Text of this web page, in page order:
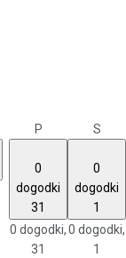
P S
0
dogodki
31
0 dogodki,
31
0
dogodki
1
0 dogodki,
1